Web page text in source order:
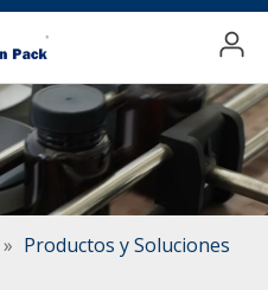
» Productos y Soluciones